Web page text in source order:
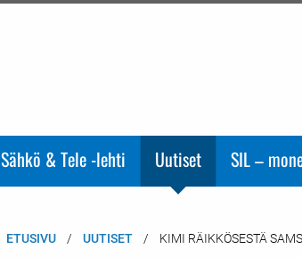
Sähkö & Tele -lehti Uutiset SIL –
ETUSIVU UUTISET KIMI RÄIKKÖSESTÄ